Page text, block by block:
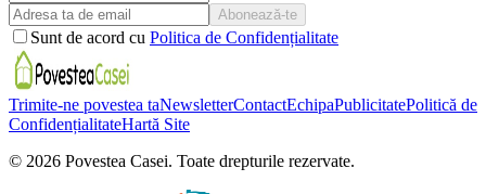
Abonează-te
Sunt de acord cu Politica de Confidențialitate
Trimite-ne povestea taNewsletterContactEchipaPublicitatePolitică de
ConfidențialitateHartă Site
© 2026 Povestea Casei. Toate drepturile rezervate.